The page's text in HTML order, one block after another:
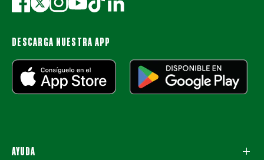
DESCARGA NUESTRA APP
AYUDA